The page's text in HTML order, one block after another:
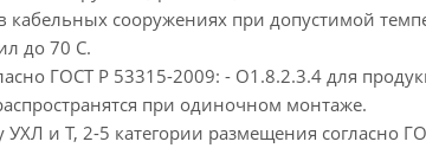
сооружениях при допустимой
до 70 С.
ГОСТ Р 53315-2009: - О1.8.2.3.4 для
при одиночном монтаже.
и Т, 2-5 категории размещения согласно